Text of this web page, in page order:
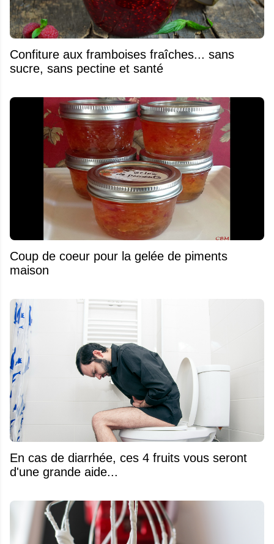
Confiture aux framboises fraîches... sans
sucre, sans pectine et santé
Coup de coeur pour la gelée de piments
maison
En cas de diarrhée, ces 4 fruits vous seront
d'une grande aide...